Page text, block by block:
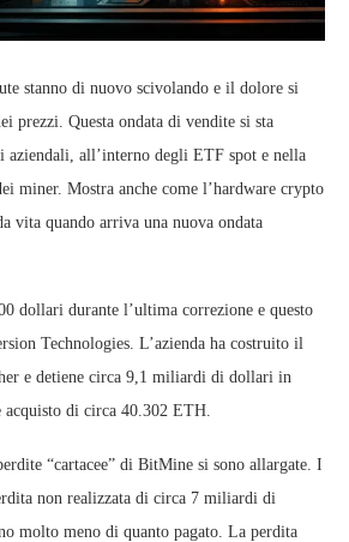
stanno di nuovo scivolando e il dolore si
prezzi. Questa ondata di vendite si sta
aziendali, all’interno degli ETF spot e nella
miner. Mostra anche come l’hardware crypto
vita quando arriva una nuova ondata
dollari durante l’ultima correzione e questo
Technologies. L’azienda ha costruito il
e detiene circa 9,1 miliardi di dollari in
di circa 40.302 ETH.
“cartacee” di BitMine si sono allargate. I
non realizzata di circa 7 miliardi di
molto meno di quanto pagato. La perdita